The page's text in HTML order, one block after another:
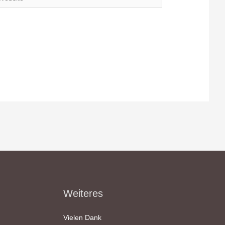
Weiteres
Vielen Dank